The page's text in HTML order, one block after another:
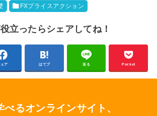
FXプライスアクション
立ったらシェアしてね！
ェア はてブ 送る Pocket
べるオンラインサイト、